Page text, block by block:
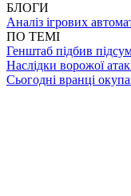
БЛОГИ
Аналіз ігрових
ПО ТЕМІ
Генштаб підбив
Наслідки ворожої
Сьогодні вранці